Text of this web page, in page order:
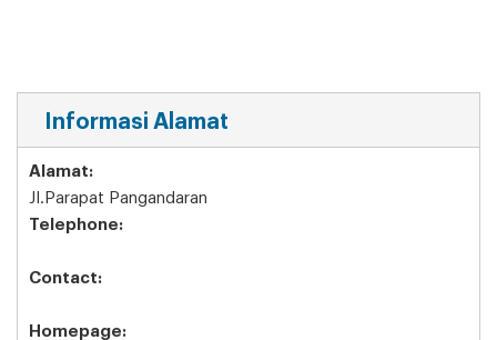
Informasi Alamat
Alamat:
Jl.Parapat Pangandaran
Telephone:
Contact:
Homepage: